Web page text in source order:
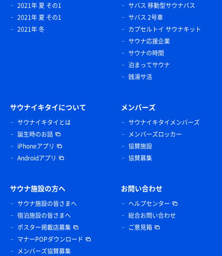
2021年 夏 その1
2021年 夏 その1
2021年 冬
サバス 移動型サウナバス
サバス 2号車
カプセルトイ サウナキット
サウナ応援企業
サウナの時間
泊まってサウナ
銭湯サ活
サウナイキタイについて
サウナイキタイとは
誕生時のお話
iPhoneアプリ
Androidアプリ
メンバーズ
サウナイキタイメンバーズ
メンバーズロッカー
協賛施設
協賛募集
サウナ施設の方へ
サウナ施設の皆さまへ
宿泊施設の皆さまへ
ポスター掲載店募集
マナーPOPダウンロード
メンバーズ協賛募集
お問い合わせ
ヘルプセンター
総合お問い合わせ
ご意見箱